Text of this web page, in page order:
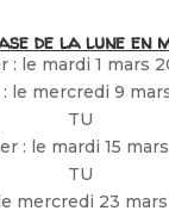
de la lune en
le mardi 1 mars
: le mercredi 9
TU
: le mardi 15
TU
mercredi 23 mars